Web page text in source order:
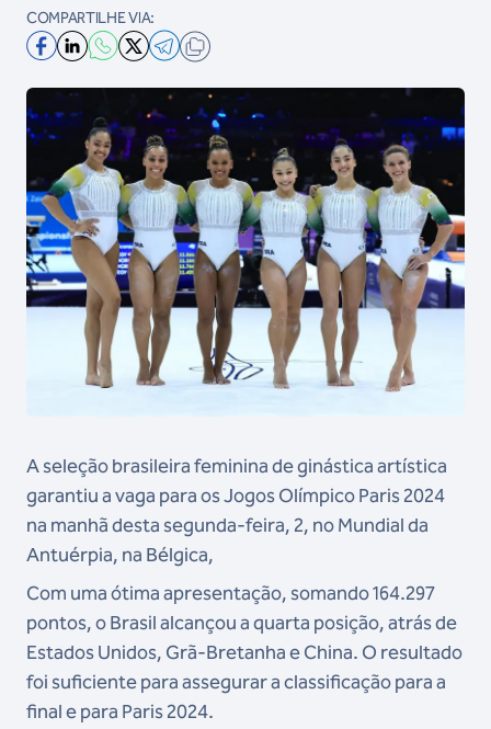
COMPARTILHE VIA:
A seleção brasileira feminina de ginástica artística
garantiu a vaga para os Jogos Olímpico Paris 2024
na manhã desta segunda-feira, 2, no Mundial da
Antuérpia, na Bélgica,
Com uma ótima apresentação, somando 164.297
pontos, o Brasil alcançou a quarta posição, atrás de
Estados Unidos, Grã-Bretanha e China. O resultado
foi suficiente para assegurar a classificação para a
final e para Paris 2024.